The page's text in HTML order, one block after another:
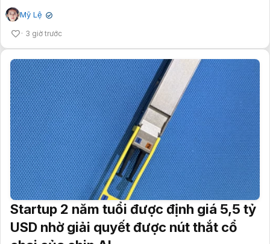
Mỹ Lệ ✔
3 giờ trước
Startup 2 năm tuổi được định giá 5,5 tỷ
USD nhờ giải quyết được nút thắt cổ